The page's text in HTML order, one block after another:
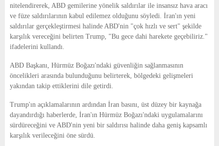
nitelendirerek, ABD gemilerine yönelik saldırılar ile insansız hava aracı
ve füze saldırılarının kabul edilemez olduğunu söyledi. İran'ın yeni
saldırılar gerçekleştirmesi halinde ABD'nin "çok hızlı ve sert" şekilde
karşılık vereceğini belirten Trump, "Bu gece dahi harekete geçebiliriz."
ifadelerini kullandı.
ABD Başkanı, Hürmüz Boğazı'ndaki güvenliğin sağlanmasının
öncelikleri arasında bulunduğunu belirterek, bölgedeki gelişmeleri
yakından takip ettiklerini dile getirdi.
Trump'ın açıklamalarının ardından İran basını, üst düzey bir kaynağa
dayandırdığı haberlerde, İran'ın Hürmüz Boğazı'ndaki uygulamalarını
sürdüreceğini ve ABD'nin yeni bir saldırısı halinde daha geniş kapsamlı
karşılık verileceğini öne sürdü.